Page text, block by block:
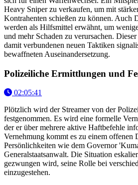
Heavy Sniper zu verkaufen, um mit
Kontrahenten schießen zu können. Auch
werden als Hilfsmittel erwähnt, um
und mehr Schaden zu verursachen.
damit verbundenen neuen Taktiken
bewaffneten Auseinandersetzung.
Polizeiliche Ermittlungen und
02:05:41
Plötzlich wird der Streamer von der
festgenommen. Es wird eine formelle
der er über mehrere aktive Haftbefehle
Vernehmung kommt es zu einem offenen
Persönlichkeiten wie dem Governor
Generalstaatsanwalt. Die Situation
gezwungen wird, seine Rolle bei
einzugestehen.